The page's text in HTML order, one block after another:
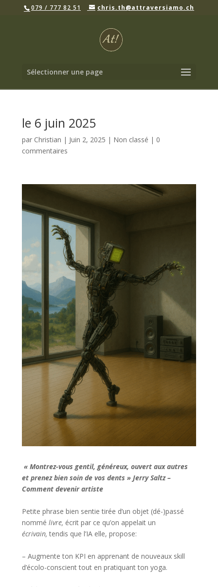
079 / 777 82 51 chris.th@attraversiamo.ch
Sélectionner une page
le 6 juin 2025
par Christian | Juin 2, 2025 | Non classé | 0
commentaires
«Montrez-vous gentil, généreux, ouvert aux autres
et prenez bien soin de vos dents » Jerry Saltz –
Comment devenir artiste
Petite phrase bien sentie tirée d’un objet (dé-)passé
nommé livre, écrit par ce qu’on appelait un
écrivain,tendis que l’IA elle, propose:
– Augmente ton KPI en apprenant de nouveaux skill
d’écolo-conscient tout en pratiquant ton yoga.